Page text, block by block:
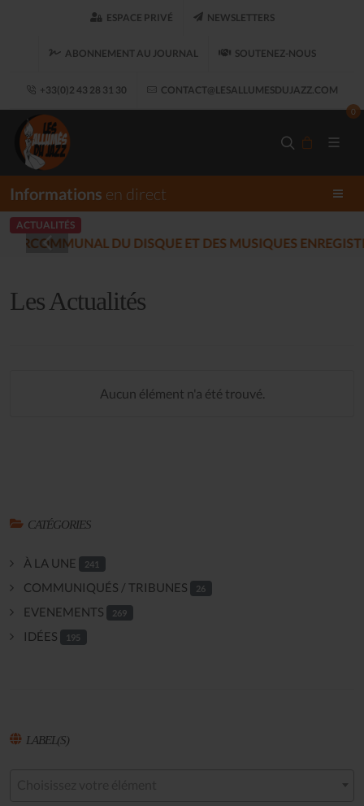
ESPACE PRIVÉ NEWSLETTERS
ABONNEMENT AU JOURNAL SOUTENEZ-NOUS
+33(0)2 43 28 31 30 CONTACT@LESALLUMESDUJAZZ.COM
0
Informations en direct
ACTUALITÉS
LES ALLUMÉS DU JAZZ FONT
Les Actualités
Aucun élément n'a été trouvé.
CATÉGORIES
À LA UNE 241
COMMUNIQUÉS / TRIBUNES 26
EVENEMENTS 269
IDÉES 195
LABEL(S)